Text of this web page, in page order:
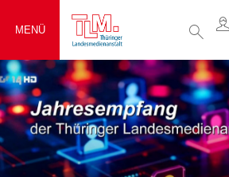
MENÜ